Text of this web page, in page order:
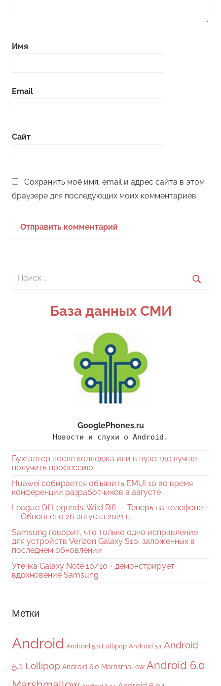
Имя
Email
Сайт
Сохранить моё имя, email и адрес сайта в этом
браузере для последующих моих комментариев.
Поиск
База данных СМИ
GooglePhones.ru
Новости и слухи о Android.
Бухгалтер после колледжа или в вузе: где лучше
получить профессию
Huawei собирается объявить EMUI 10 во время
конференции разработчиков в августе
League Of Legends: Wild Rift — Теперь на телефоне
— Обновлено 26 августа 2021 г.
Samsung говорит, что только одно исправление
для устройств Verizon Galaxy S10, заложенных в
последнем обновлении
Утечка Galaxy Note 10/10 + демонстрирует
вдохновение Samsung
Метки
Android Android 5.0 Lollipop Android 5.1 Android
5.1 Lollipop Android 6.0 Marhsmallow Android 6.0